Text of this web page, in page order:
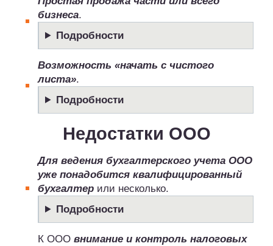
бизнеса.
Подробности
Возможность «начать с чистого
листа».
Подробности
Недостатки ООО
Для ведения бухгалтерского учета ООО
уже понадобится квалифицированный
бухгалтер или несколько.
Подробности
К ООО внимание и контроль налоговых